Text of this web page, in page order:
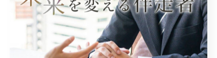
経営戦略コンサルで評価されるスキルとは
経営戦略コンサルタントに求められるスキルとしては、論理
的思考力や分析力に加え、資料作成力やプレゼンテーション
力、クライアントとの信頼構築力が挙げられます。特に経営